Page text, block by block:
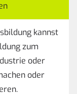
kannst
zum
oder
oder